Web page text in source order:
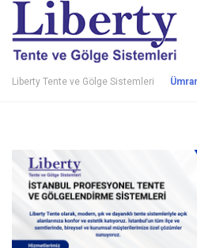
Liberty Tente ve Gölge Sistemleri